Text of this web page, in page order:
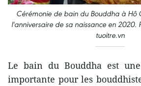
Cérémonie de bain du Bouddha à Hô
l'anniversaire de sa naissance en 2020.
tuoitre.vn
Le bain du Bouddha est
importante pour les